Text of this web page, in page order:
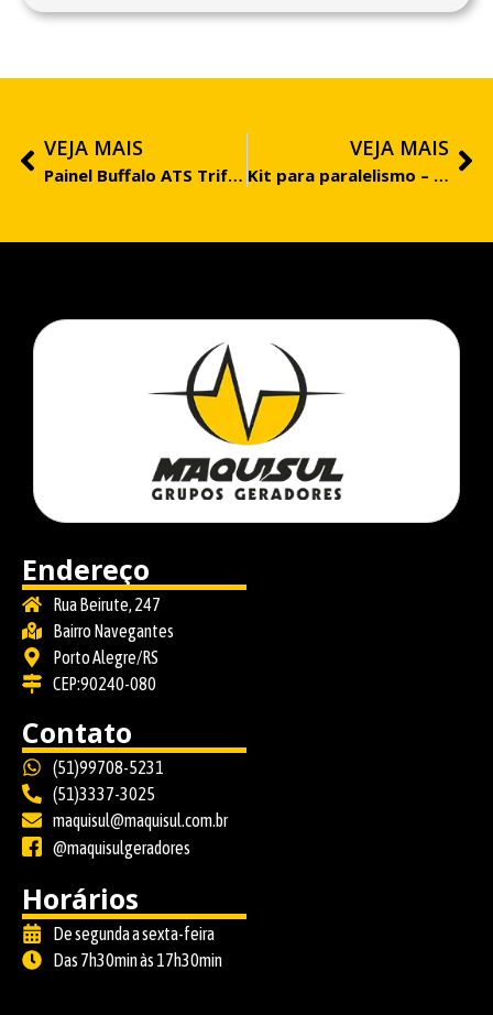
VEJA MAIS
Painel Buffalo ATS Trifásico 220V – BFD(E) 15.000
VEJA MAIS
Kit para paralelismo – Motogerador inverter Buffalo
Endereço
Rua Beirute, 247
Bairro Navegantes
Porto Alegre/RS
CEP:90240-080
Contato
(51)99708-5231
(51)3337-3025
maquisul@maquisul.com.br
@maquisulgeradores
Horários
De segunda a sexta-feira
Das 7h30min às 17h30min